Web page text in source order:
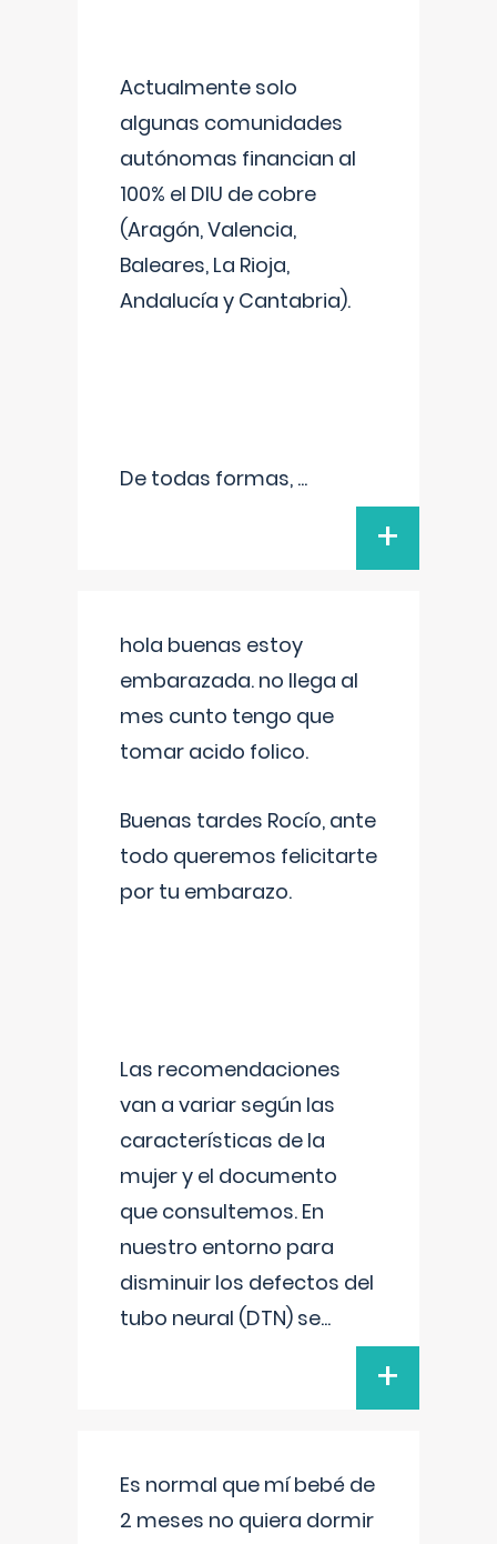
Actualmente solo
algunas comunidades
autónomas financian al
100% el DIU de cobre
(Aragón, Valencia,
Baleares, La Rioja,
Andalucía y Cantabria).
De todas formas, ...
+
hola buenas estoy
embarazada. no llega al
mes cunto tengo que
tomar acido folico.
Buenas tardes Rocío, ante
todo queremos felicitarte
por tu embarazo.
Las recomendaciones
van a variar según las
características de la
mujer y el documento
que consultemos. En
nuestro entorno para
disminuir los defectos del
tubo neural (DTN) se...
+
Es normal que mí bebé de
2 meses no quiera dormir